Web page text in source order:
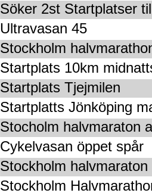
Söker 2st Startplatser
Ultravasan 45
Stockholm
Startplats 10km
Startplats Tjejmilen
Startplatts Jönköping
Stocholm halvmaraton
Cykelvasan öppet spår
Stockholm halvmaraton
Stockholm